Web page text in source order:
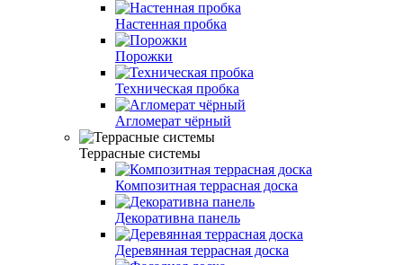
Настенная пробка
Порожки
Техническая пробка
Агломерат чёрный
Террасные системы
Композитная террасная доска
Декоративна панель
Деревянная террасная доска